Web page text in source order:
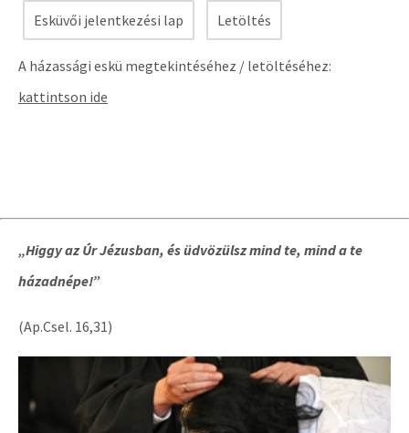
Esküvői jelentkezési lap Letöltés
A házassági eskü megtekintéséhez / letöltéséhez:
kattintson ide
„Higgy az Úr Jézusban, és üdvözülsz mind te, mind a te
házadnépe!”
(Ap.Csel. 16,31)